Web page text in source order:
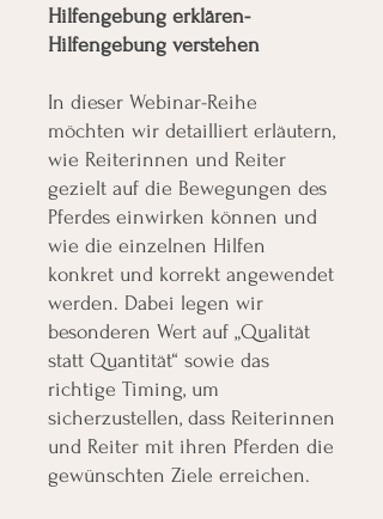
Hilfengebung erklären-
Hilfengebung verstehen
In dieser Webinar-Reihe
möchten wir detailliert erläutern,
wie Reiterinnen und Reiter
gezielt auf die Bewegungen des
Pferdes einwirken können und
wie die einzelnen Hilfen
konkret und korrekt angewendet
werden. Dabei legen wir
besonderen Wert auf „Qualität
statt Quantität“ sowie das
richtige Timing, um
sicherzustellen, dass Reiterinnen
und Reiter mit ihren Pferden die
gewünschten Ziele erreichen.